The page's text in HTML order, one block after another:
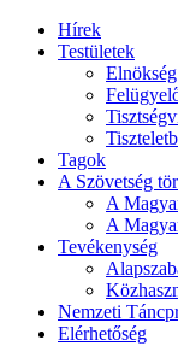
Hírek
Testületek
Elnökség
Tagok
A Szövetség
A
A
Tevékenység
Nemzeti
Elérhetőség